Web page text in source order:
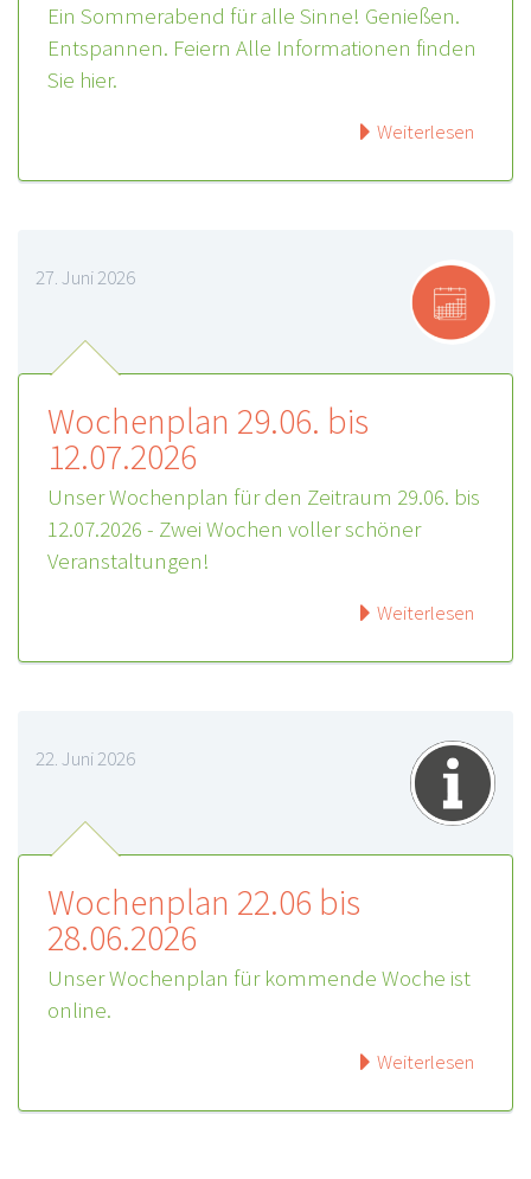
Ein Sommerabend für alle Sinne! Genießen.
Entspannen. Feiern Alle Informationen finden
Sie hier.
Weiterlesen
27. Juni 2026
Wochenplan 29.06. bis
12.07.2026
Unser Wochenplan für den Zeitraum 29.06. bis
12.07.2026 - Zwei Wochen voller schöner
Veranstaltungen!
Weiterlesen
22. Juni 2026
Wochenplan 22.06 bis
28.06.2026
Unser Wochenplan für kommende Woche ist
online.
Weiterlesen